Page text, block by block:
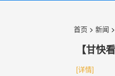
首页 > 新闻 >
【甘快
[详情]